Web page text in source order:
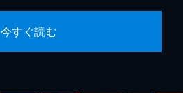
今すぐ読む